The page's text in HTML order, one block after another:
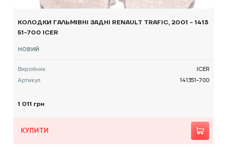
КОЛОДКИ ГАЛЬМІВНІ ЗАДНІ RENAULT TRAFIC, 2001 - 1413
51-700 ICER
НОВИЙ
Виробник
ICER
Артикул
141351-700
1 011 грн
КУПИТИ